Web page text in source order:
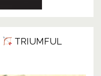
TRIUMFUL